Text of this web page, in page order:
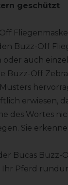
geschützt
Buzz-Off
oder auch
Buzz-Off
erwiesen,
des Wortes
Sie
Bucas Buzz-
Ihr Pferd